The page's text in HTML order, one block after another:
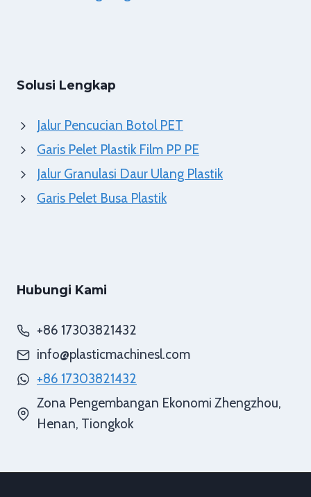
Solusi Lengkap
Jalur Pencucian Botol PET
Garis Pelet Plastik Film PP PE
Jalur Granulasi Daur Ulang Plastik
Garis Pelet Busa Plastik
Hubungi Kami
+86 17303821432
info@plasticmachinesl.com
+86 17303821432
Zona Pengembangan Ekonomi Zhengzhou,
Henan, Tiongkok